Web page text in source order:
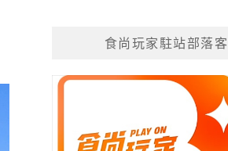
食尚玩家駐站部落客